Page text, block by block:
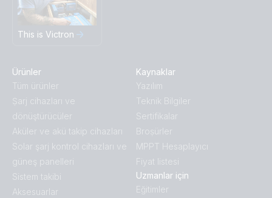
This is Victron
Ürünler
Tüm ürünler
Ṣarj cihazları ve
dönüştürücüler
Aküler ve akü takip cihazları
Solar şarj kontrol cihazları ve
güneş panelleri
Sistem takibi
Aksesuarlar
Kaynaklar
Yazılım
Teknik Bilgiler
Sertifikalar
Broṣürler
MPPT Hesaplayıcı
Fiyat listesi
Uzmanlar için
Eğitimler